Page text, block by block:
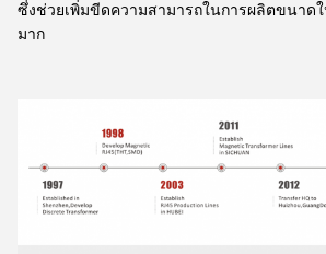
ซึ่งช่วยเพิ่มขีดความสามารถในการผลิตขนาด
มาก